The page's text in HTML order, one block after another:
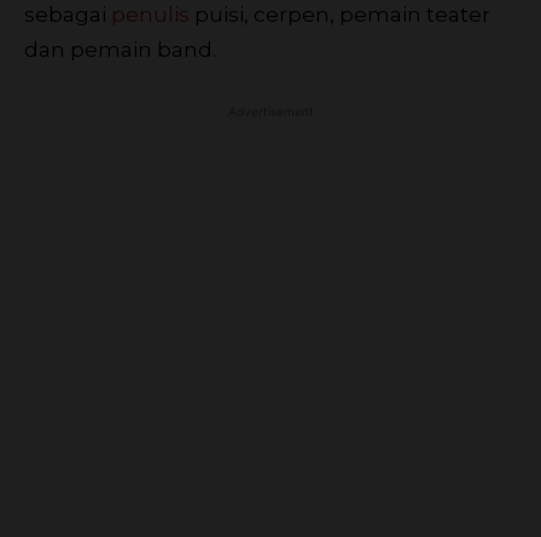
sebagai penulis puisi, cerpen, pemain teater
dan pemain band.